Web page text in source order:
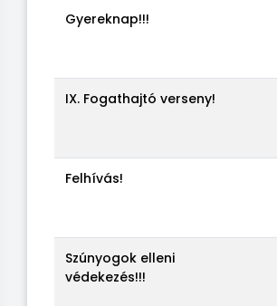
Gyereknap!!!
IX. Fogathajtó verseny!
Felhívás!
Szúnyogok elleni
védekezés!!!